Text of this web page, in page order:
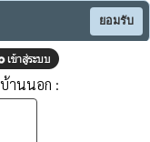
ยอมรับ
านนอก :